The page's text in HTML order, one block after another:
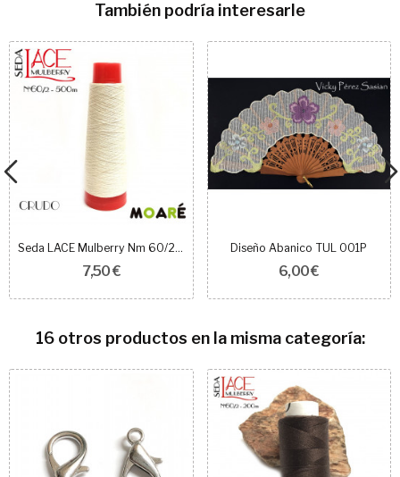
También podría interesarle
Seda LACE Mulberry Nm 60/2 CRUDO
7,50 €
Diseño Abanico TUL 001P
6,00 €
16 otros productos en la misma categoría: